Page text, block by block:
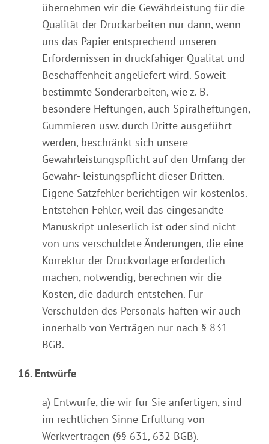
übernehmen wir die Gewährleistung für die
Qualität der Druckarbeiten nur dann, wenn
uns das Papier entsprechend unseren
Erfordernissen in druckfähiger Qualität und
Beschaffenheit angeliefert wird. Soweit
bestimmte Sonderarbeiten, wie z. B.
besondere Heftungen, auch Spiralheftungen,
Gummieren usw. durch Dritte ausgeführt
werden, beschränkt sich unsere
Gewährleistungspflicht auf den Umfang der
Gewähr- leistungspflicht dieser Dritten.
Eigene Satzfehler berichtigen wir kostenlos.
Entstehen Fehler, weil das eingesandte
Manuskript unleserlich ist oder sind nicht
von uns verschuldete Änderungen, die eine
Korrektur der Druckvorlage erforderlich
machen, notwendig, berechnen wir die
Kosten, die dadurch entstehen. Für
Verschulden des Personals haften wir auch
innerhalb von Verträgen nur nach § 831
BGB.
16. Entwürfe
a) Entwürfe, die wir für Sie anfertigen, sind
im rechtlichen Sinne Erfüllung von
Werkverträgen (§§ 631, 632 BGB).